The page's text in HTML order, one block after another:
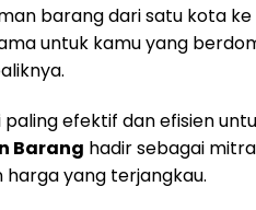
barang dari satu kota
untuk kamu yang
efektif dan efisien
Barang hadir sebagai
yang terjangkau.